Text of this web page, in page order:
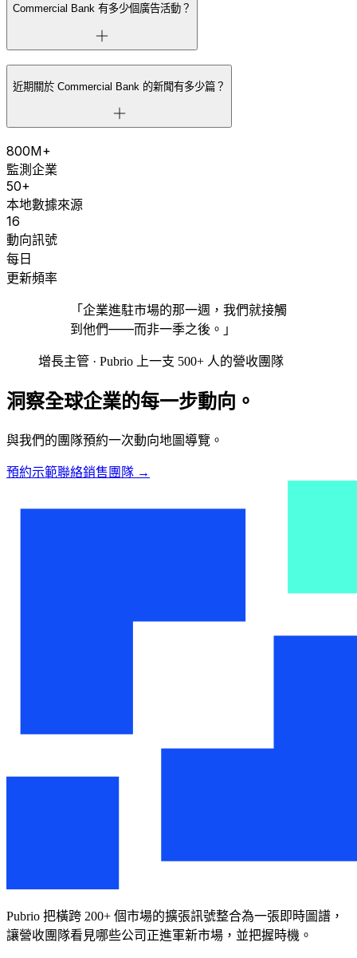
Commercial Bank 有多少個廣告活動？
近期關於 Commercial Bank 的新聞有多少篇？
800M+
監測企業
50+
本地數據來源
16
動向訊號
每日
更新頻率
「企業進駐市場的那一週，我們就接觸
到他們——而非一季之後。」
增長主管 · Pubrio 上一支 500+ 人的營收團隊
洞察全球企業的每一步動向。
與我們的團隊預約一次動向地圖導覽。
預約示範聯絡銷售團隊 →
Pubrio 把橫跨 200+ 個市場的擴張訊號整合為一張即時圖譜，
讓營收團隊看見哪些公司正進軍新市場，並把握時機。